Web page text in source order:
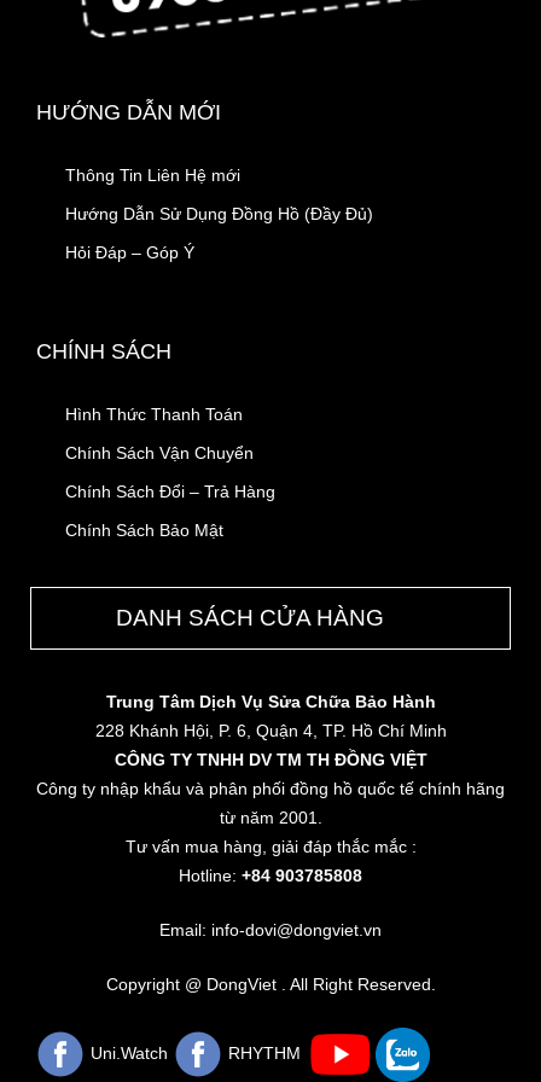
HƯỚNG DẪN MỚI
Thông Tin Liên Hệ mới
Hướng Dẫn Sử Dụng Đồng Hồ (Đầy Đủ)
Hỏi Đáp – Góp Ý
CHÍNH SÁCH
Hình Thức Thanh Toán
Chính Sách Vận Chuyển
Chính Sách Đổi – Trả Hàng
Chính Sách Bảo Mật
DANH SÁCH CỬA HÀNG
Trung Tâm Dịch Vụ Sửa Chữa Bảo Hành
228 Khánh Hội, P. 6, Quận 4, TP. Hồ Chí Minh
CÔNG TY TNHH DV TM TH ĐỒNG VIỆT
Công ty nhập khẩu và phân phối đồng hồ quốc tế chính hãng
từ năm 2001.
Tư vấn mua hàng, giải đáp thắc mắc :
Hotline: +84 903785808
Email: info-dovi@dongviet.vn
Copyright @ DongViet . All Right Reserved.
Uni.Watch RHYTHM